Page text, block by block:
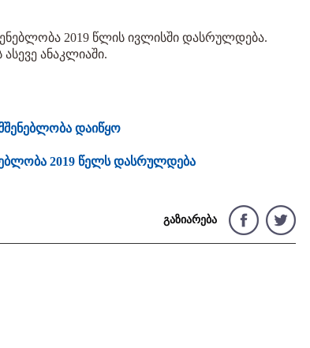
2019 წლის ივლისში დასრულდება.
ანაკლიაში.
დაიწყო
2019 წელს დასრულდება
გაზიარება